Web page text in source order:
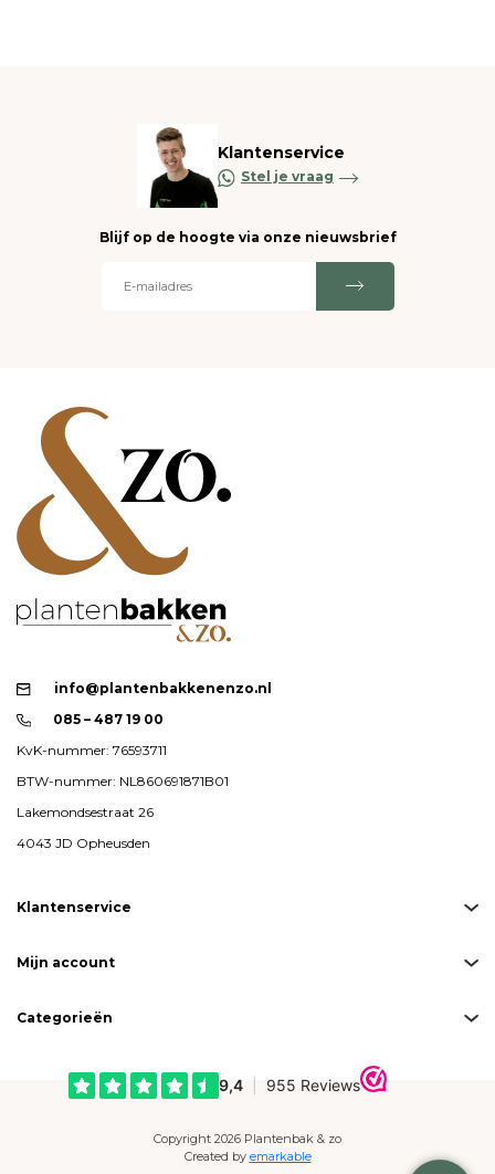
Klantenservice
Stel je vraag
Blijf op de hoogte via onze nieuwsbrief
info@plantenbakkenenzo.nl
085 – 487 19 00
KvK-nummer: 76593711
BTW-nummer: NL860691871B01
Lakemondsestraat 26
4043 JD Opheusden
Klantenservice
Mijn account
Categorieën
Copyright 2026 Plantenbak & zo
Created by emarkable